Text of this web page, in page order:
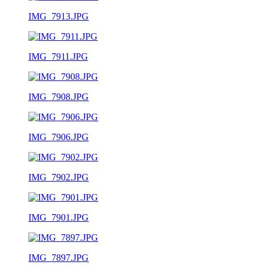
IMG_7913.JPG
IMG_7911.JPG
IMG_7908.JPG
IMG_7906.JPG
IMG_7902.JPG
IMG_7901.JPG
IMG_7897.JPG